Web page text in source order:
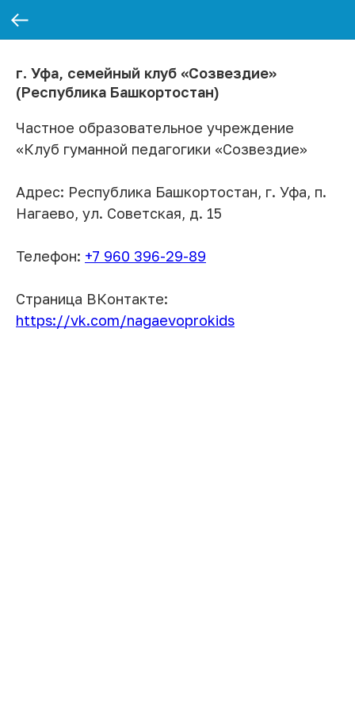
г. Уфа, семейный клуб «Созвездие»
(Республика Башкортостан)
Частное образовательное учреждение
«Клуб гуманной педагогики «Созвездие»
Адрес: Республика Башкортостан, г. Уфа, п.
Нагаево, ул. Советская, д. 15
Телефон: +7 960 396-29-89
Страница ВКонтакте:
https://vk.com/nagaevoprokids